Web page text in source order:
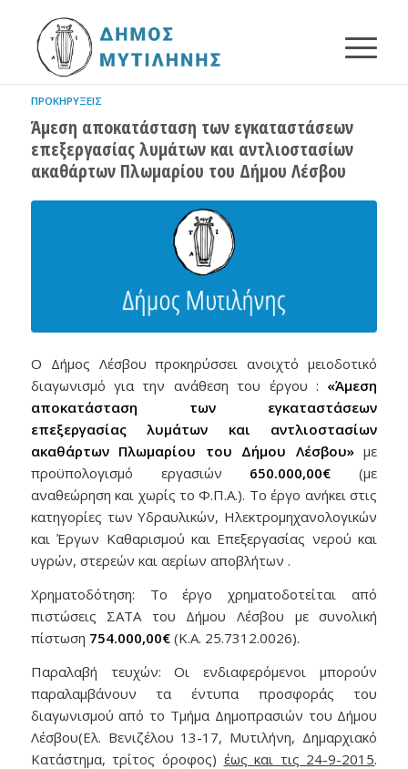
ΠΡΟΚΗΡΎΞΕΙΣ
Άμεση αποκατάσταση των εγκαταστάσεων
επεξεργασίας λυμάτων και αντλιοστασίων
ακαθάρτων Πλωμαρίου του Δήμου Λέσβου
Ο Δήμος Λέσβου προκηρύσσει ανοιχτό μειοδοτικό
διαγωνισμό για την ανάθεση του έργου : «Άμεση
αποκατάσταση των εγκαταστάσεων
επεξεργασίας λυμάτων και αντλιοστασίων
ακαθάρτων Πλωμαρίου του Δήμου Λέσβου»με
προϋπολογισμό εργασιών 650.000,00€ (με
αναθεώρηση και χωρίς το Φ.Π.Α.). Το έργο ανήκει στις
κατηγορίες των Υδραυλικών, Ηλεκτρομηχανολογικών
και Έργων Καθαρισμού και Επεξεργασίας νερού και
υγρών, στερεών και αερίων αποβλήτων .
Χρηματοδότηση: Το έργο χρηματοδοτείται από
πιστώσεις ΣΑΤΑ του Δήμου Λέσβου με συνολική
πίστωση 754.000,00€(Κ.Α. 25.7312.0026).
Παραλαβή τευχών: Οι ενδιαφερόμενοι μπορούν
παραλαμβάνουν τα έντυπα προσφοράς του
διαγωνισμού από το Τμήμα Δημοπρασιών του Δήμου
Λέσβου(Ελ. Βενιζέλου 13-17, Μυτιλήνη, Δημαρχιακό
Κατάστημα, τρίτος όροφος) έως και τις 24-9-2015.